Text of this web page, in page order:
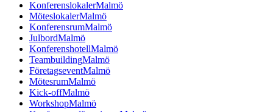
KonferenslokalerMalmö
MöteslokalerMalmö
KonferensrumMalmö
JulbordMalmö
KonferenshotellMalmö
TeambuildingMalmö
FöretagseventMalmö
MötesrumMalmö
Kick-offMalmö
WorkshopMalmö